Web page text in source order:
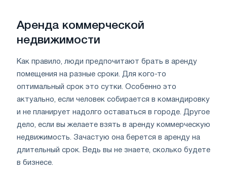
Аренда коммерческой
недвижимости
Как правило, люди предпочитают брать в аренду
помещения на разные сроки. Для кого-то
оптимальный срок это сутки. Особенно это
актуально, если человек собирается в командировку
и не планирует надолго оставаться в городе. Другое
дело, если вы желаете взять в аренду коммерческую
недвижимость. Зачастую она берется в аренду на
длительный срок. Ведь вы не знаете, сколько будете
в бизнесе.